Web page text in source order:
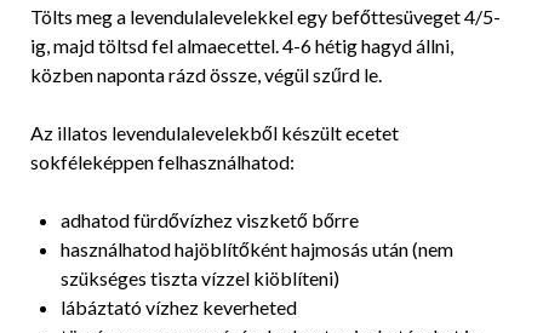
Tölts meg a levendulalevelekkel egy befőttesüveget 4/5-
ig, majd töltsd fel almaecettel. 4-6 hétig hagyd állni,
közben naponta rázd össze, végül szűrd le.
Az illatos levendulalevelekből készült ecetet
sokféleképpen felhasználhatod:
adhatod fürdővízhez viszkető bőrre
használhatod hajöblítőként hajmosás után (nem
szükséges tiszta vízzel kiöblíteni)
lábáztató vízhez keverheted